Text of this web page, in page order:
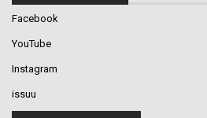
Facebook
YouTube
Instagram
issuu